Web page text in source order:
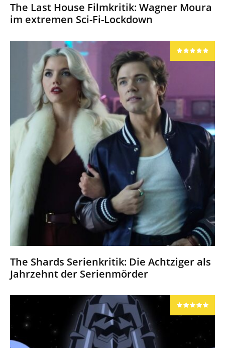
The Last House Filmkritik: Wagner Moura
im extremen Sci-Fi-Lockdown
The Shards Serienkritik: Die Achtziger als
Jahrzehnt der Serienmörder